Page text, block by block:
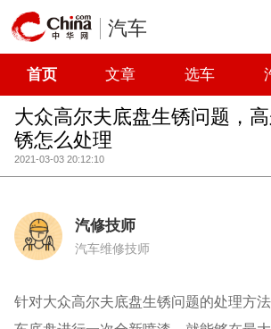
汽车
首页 文章 选车
大众高尔夫底盘生锈问题，
锈怎么处理
2021-03-03 20:12:10
汽修技师
汽车维修技师
针对大众高尔夫底盘生锈问题的处理方